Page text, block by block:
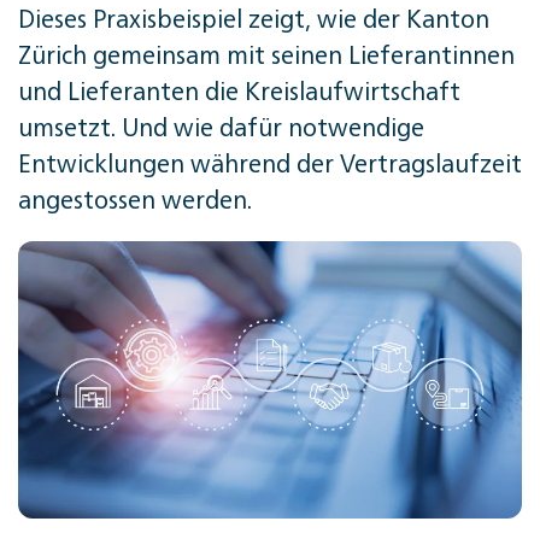
Dieses Praxisbeispiel zeigt, wie der Kanton
Zürich gemeinsam mit seinen Lieferantinnen
und Lieferanten die Kreislaufwirtschaft
umsetzt. Und wie dafür notwendige
Entwicklungen während der Vertragslaufzeit
angestossen werden.